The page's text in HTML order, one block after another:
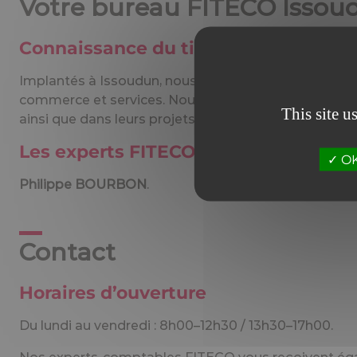
Votre bureau FITECO
Connaissance du tissu économique
Implantés à Issoudun, nous adaptons notre
commerce et services. Nous accompagnons les
ainsi que dans leurs projets de création, reprise ou
Les experts FITECO Issoudun vous
Philippe BOURBON .
Contact
Horaires d’ouverture
Du lundi au vendredi : 8h00–12h30 / 13h30–17h00.
This site